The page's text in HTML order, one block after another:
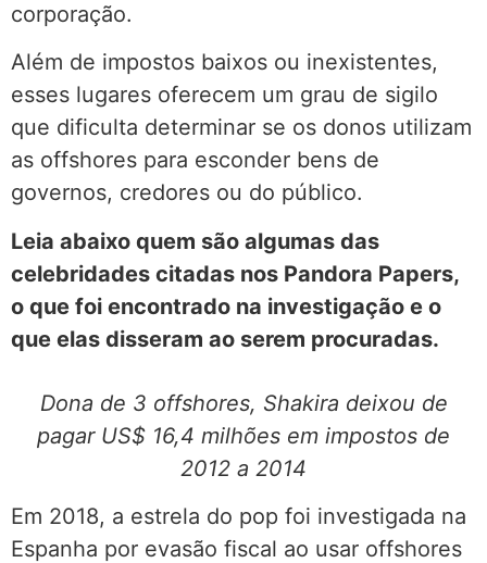
corporação.
Além de impostos baixos ou inexistentes,
esses lugares oferecem um grau de sigilo
que dificulta determinar se os donos utilizam
as offshores para esconder bens de
governos, credores ou do público.
Leia abaixo quem são algumas das
celebridades citadas nos Pandora Papers,
o que foi encontrado na investigação e o
que elas disseram ao serem procuradas.
Dona de 3 offshores, Shakira deixou de
pagar US$ 16,4 milhões em impostos de
2012 a 2014
Em 2018, a estrela do pop foi investigada na
Espanha por evasão fiscal ao usar offshores